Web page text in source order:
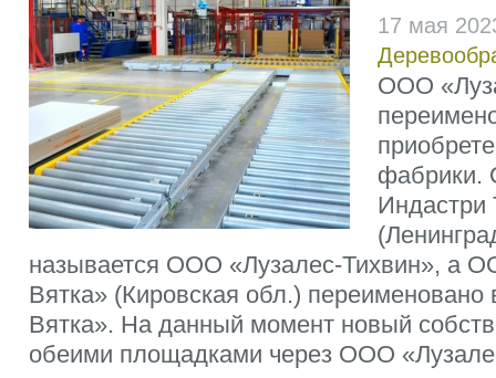
17 мая
ООО
Индастри
называется ООО «Лузалес-Тихвин», а
Вятка» (Кировская обл.)
Вятка». На данный момент новый
обеими площадками через ООО